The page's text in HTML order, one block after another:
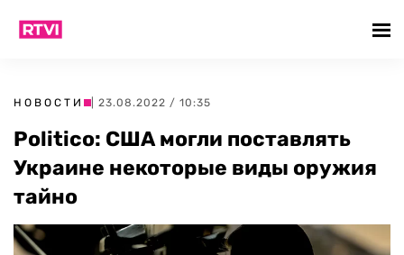
НОВОСТИ | 23.08.2022 / 10:35
Politico: США могли поставлять
Украине некоторые виды оружия
тайно